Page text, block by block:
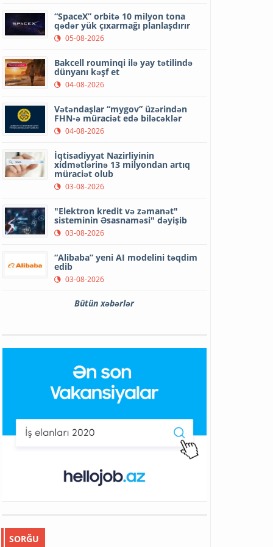
“SpaceX” orbitə 10 milyon tona
qədər yük çıxarmağı planlaşdırır
05-08-2026
Bakcell rouminqi ilə yay tətilində
dünyanı kəşf et
04-08-2026
Vətəndaşlar “mygov” üzərindən
FHN-ə müraciət edə biləcəklər
04-08-2026
İqtisadiyyat Nazirliyinin
xidmətlərinə 13 milyondan artıq
müraciət olub
03-08-2026
"Elektron kredit və zəmanət"
sisteminin Əsasnaməsi" dəyişib
03-08-2026
“Alibaba” yeni AI modelini təqdim
edib
03-08-2026
Bütün xəbərlər
SORĞU